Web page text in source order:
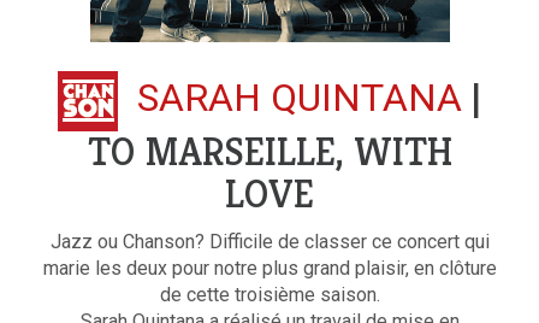
SARAH QUINTANA |
TO MARSEILLE, WITH
LOVE
Jazz ou Chanson? Difficile de classer ce concert qui
marie les deux pour notre plus grand plaisir, en clôture
de cette troisième saison.